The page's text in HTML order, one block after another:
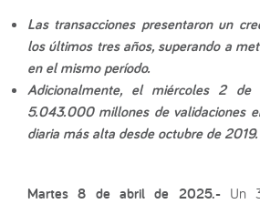
Las transacciones presentaron un
los últimos tres años, superando a
en el mismo período.
Adicionalmente, el miércoles 2 de
5.043.000 millones de validaciones
diaria más alta desde octubre de 2019.
Martes 8 de abril de 2025.-Un